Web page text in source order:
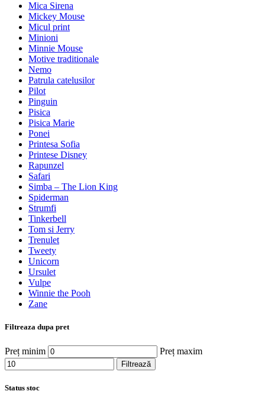
Mica Sirena
Mickey Mouse
Micul print
Minioni
Minnie Mouse
Motive traditionale
Nemo
Patrula catelusilor
Pilot
Pinguin
Pisica
Pisica Marie
Ponei
Printesa Sofia
Printese Disney
Rapunzel
Safari
Simba – The Lion King
Spiderman
Strumfi
Tinkerbell
Tom si Jerry
Trenulet
Tweety
Unicorn
Ursulet
Vulpe
Winnie the Pooh
Zane
Filtreaza dupa pret
Preț minim Preț maxim
Filtrează
Status stoc